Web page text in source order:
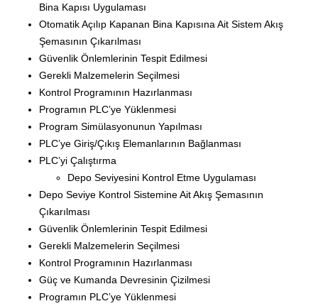
Bina Kapısı Uygulaması
Otomatik Açılıp Kapanan Bina Kapısına Ait Sistem Akış
Şemasının Çıkarılması
Güvenlik Önlemlerinin Tespit Edilmesi
Gerekli Malzemelerin Seçilmesi
Kontrol Programının Hazırlanması
Programın PLC’ye Yüklenmesi
Program Simülasyonunun Yapılması
PLC’ye Giriş/Çıkış Elemanlarının Bağlanması
PLC’yi Çalıştırma
Depo Seviyesini Kontrol Etme Uygulaması
Depo Seviye Kontrol Sistemine Ait Akış Şemasının
Çıkarılması
Güvenlik Önlemlerinin Tespit Edilmesi
Gerekli Malzemelerin Seçilmesi
Kontrol Programının Hazırlanması
Güç ve Kumanda Devresinin Çizilmesi
Programın PLC’ye Yüklenmesi